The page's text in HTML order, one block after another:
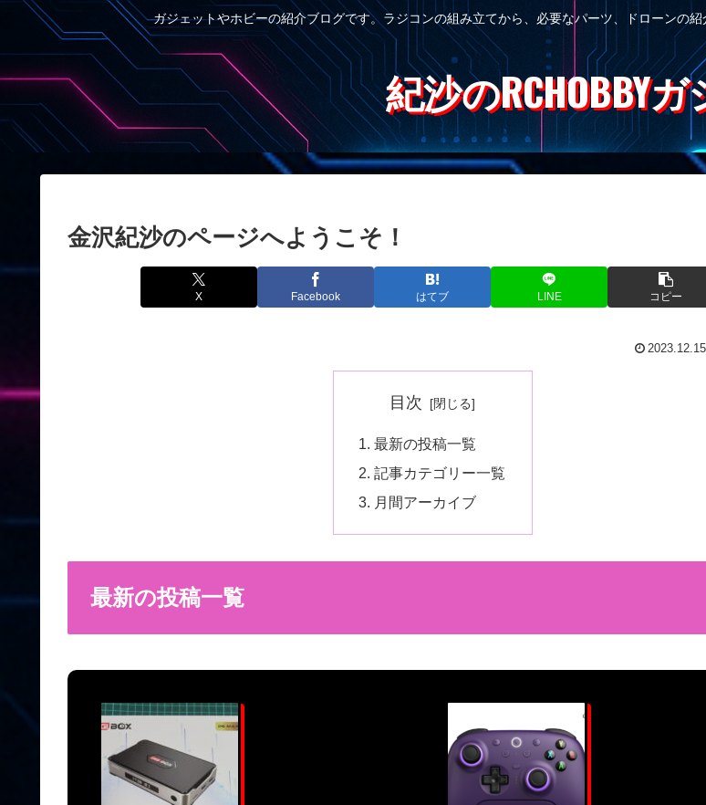
ガジェットやホビーの紹介ブログです。ラジコンの組み立てから、必要なパーツ、ドローンの
紀沙のRCHOBBY
金沢紀沙のページへようこそ！
X Facebook はてブ LINE コピー
2023.12.15
目次
最新の投稿一覧
記事カテゴリー一覧
月間アーカイブ
最新の投稿一覧